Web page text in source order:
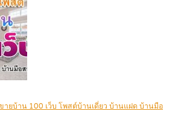
ายบ้าน 100 เว็บ โพสต์บ้านเดี่ยว บ้านแฝด บ้านมือ